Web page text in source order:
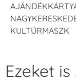
KULTÚRMASZK
Ezeket